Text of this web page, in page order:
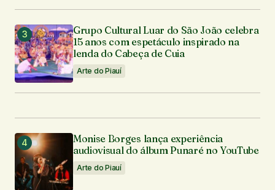
Grupo Cultural Luar do São João celebra
15 anos com espetáculo inspirado na
lenda do Cabeça de Cuia
Arte do Piauí
Monise Borges lança experiência
audiovisual do álbum Punaré no YouTube
Arte do Piauí